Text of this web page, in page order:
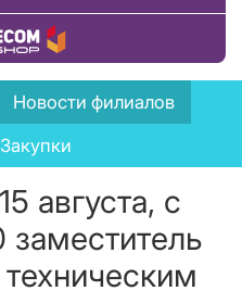
товар
Новости филиалов
Закупки
августа, с
заместитель